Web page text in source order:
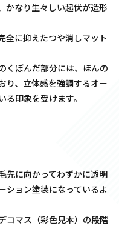
かなり生々しい起伏が造形
全に抑えたつや消しマット
くぼんだ部分には、ほんの
り、立体感を強調するオー
印象を受けます。
先に向かってわずかに透明
ション塗装になっているよ
コマス（彩色見本）の段階